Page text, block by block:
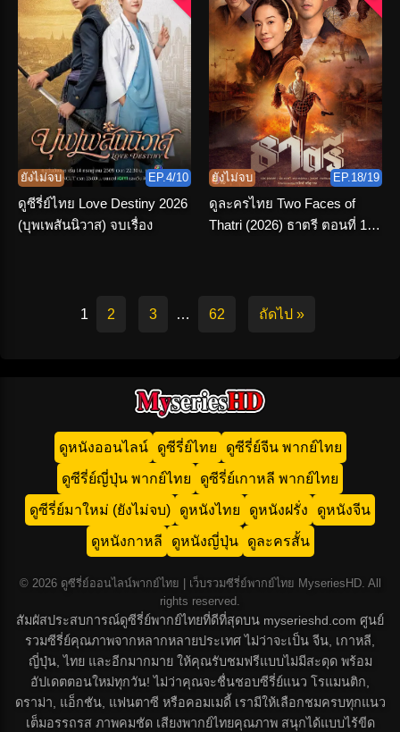
ยังไม่จบ EP.4/10
ดูซีรี่ย์ไทย Love Destiny 2026
(บุพเพสันนิวาส) จบเรื่อง
ยังไม่จบ EP.18/19
ดูละครไทย Two Faces of
Thatri (2026) ธาตรี ตอนที่ 1-
1 2 3 … 62 ถัดไป »
ดูหนังออนไลน์ ดูซีรี่ย์ไทย ดูซีรี่ย์จีน พากย์ไทย
ดูซีรี่ย์ญี่ปุ่น พากย์ไทย ดูซีรี่ย์เกาหลี พากย์ไทย
ดูซีรี่ย์มาใหม่ (ยังไม่จบ) ดูหนังไทย ดูหนังฝรั่ง ดูหนังจีน
ดูหนังกาหลี ดูหนังญี่ปุ่น ดูละครสั้น
© 2026 ดูซีรี่ย์ออนไลน์พากย์ไทย | เว็บรวมซีรี่ย์พากย์ไทย MyseriesHD. All
rights reserved.
สัมผัสประสบการณ์ดูซีรี่ย์พากย์ไทยที่ดีที่สุดบน myserieshd.com ศูนย์
รวมซีรี่ย์คุณภาพจากหลากหลายประเทศ ไม่ว่าจะเป็น จีน, เกาหลี,
ญี่ปุ่น, ไทย และอีกมากมาย ให้คุณรับชมฟรีแบบไม่มีสะดุด พร้อม
อัปเดตตอนใหม่ทุกวัน! ไม่ว่าคุณจะชื่นชอบซีรี่ย์แนว โรแมนติก,
ดราม่า, แอ็กชัน, แฟนตาซี หรือคอมเมดี้ เรามีให้เลือกชมครบทุกแนว
เต็มอรรถรส ภาพคมชัด เสียงพากย์ไทยคุณภาพ สนุกได้แบบไร้ขีด